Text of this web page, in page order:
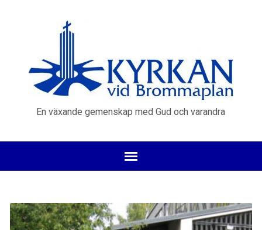
En växande gemenskap med Gud och varandra